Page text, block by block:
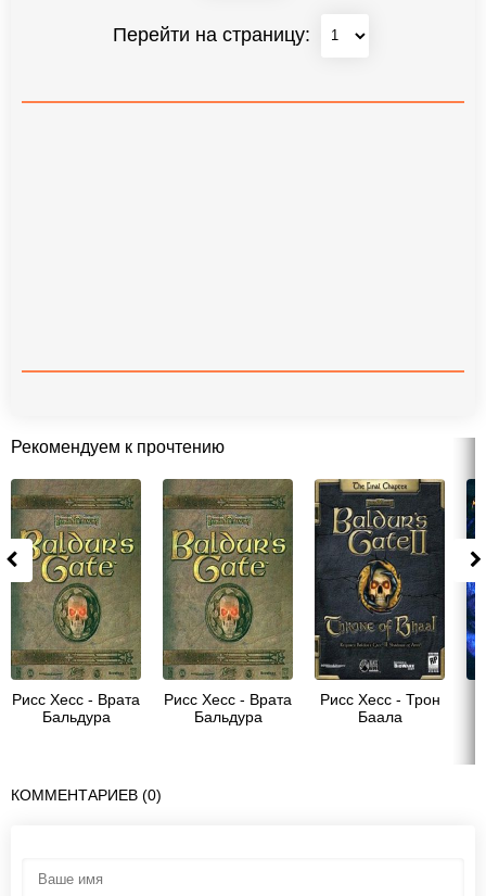
Перейти на страницу:
Рекомендуем к прочтению
Рисс Хесс - Врата
Бальдура
Рисс Хесс - Врата
Бальдура
Рисс Хесс - Трон
Баала
КОММЕНТАРИЕВ (0)